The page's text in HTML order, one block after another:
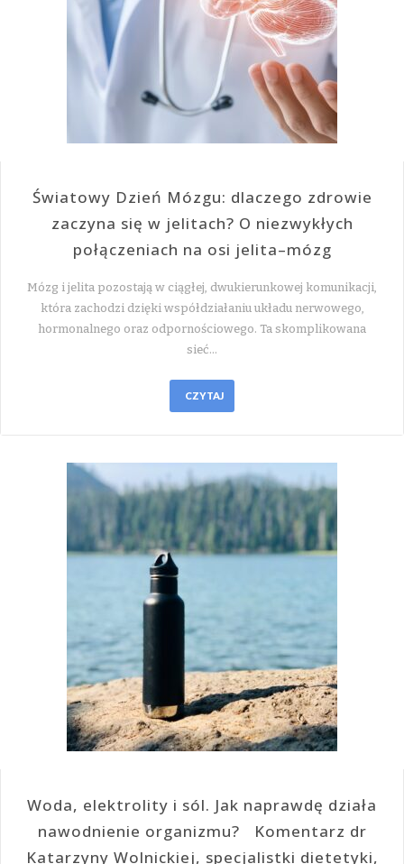
Światowy Dzień Mózgu: dlaczego zdrowie
zaczyna się w jelitach? O niezwykłych
połączeniach na osi jelita–mózg
Mózg i jelita pozostają w ciągłej, dwukierunkowej komunikacji,
która zachodzi dzięki współdziałaniu układu nerwowego,
hormonalnego oraz odpornościowego. Ta skomplikowana
sieć…
CZYTAJ
Woda, elektrolity i sól. Jak naprawdę działa
nawodnienie organizmu? Komentarz dr
Katarzyny Wolnickiej, specjalistki dietetyki,